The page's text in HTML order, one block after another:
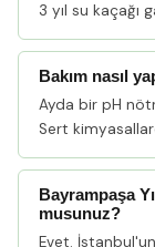
3 yıl su kaçağı
Bakım nasıl
Ayda bir pH
Sert
Bayrampaşa
musunuz?
Evet.